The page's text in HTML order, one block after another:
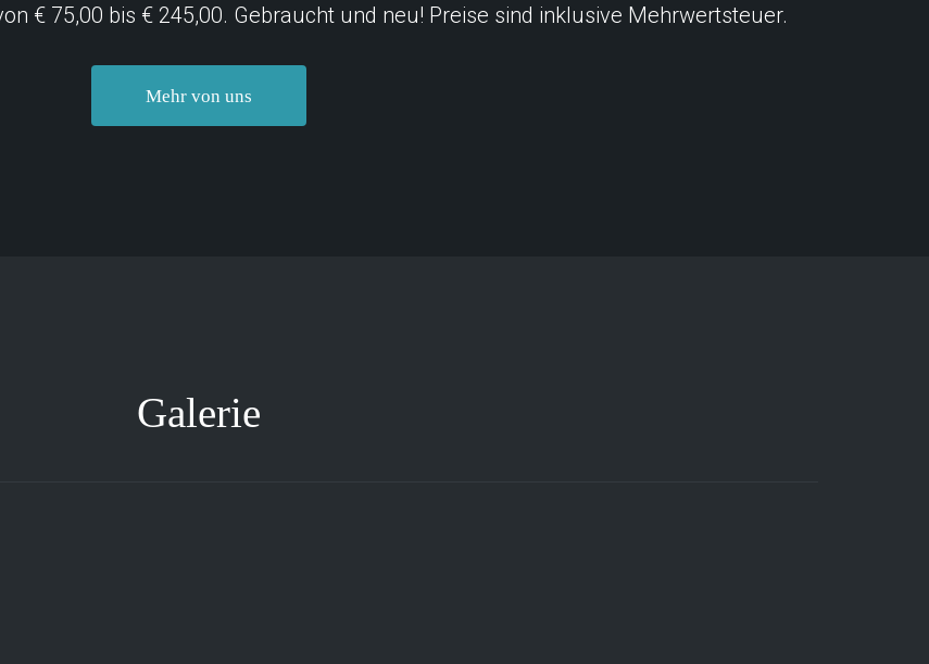
€ 75,00 bis € 245,00. Gebraucht und neu! Preise sind inklusive Mehrwertsteuer.
Mehr von uns
Galerie